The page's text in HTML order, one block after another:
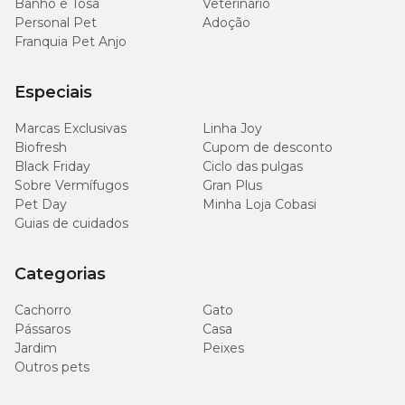
Enriquecimento mínimo por kg
Vitamina D3 (209 UI), Vitamina E (15 UI), Vitamina C (250 mg),
(5,9 mg), Colina (68 mg), Zinco (45 mg), Manganês (5,5 mg), Iodo
(0,25 mg), Biotina (0,02 mg).
Quantidade recomendada
Banho e Tosa
Veterinário
Personal Pet
Adoção
Franquia Pet Anjo
Especiais
Marcas Exclusivas
Linha Joy
Biofresh
Cupom de desconto
Black Friday
Ciclo das pulgas
Sobre Vermífugos
Gran Plus
Pet Day
Minha Loja Cobasi
Guias de cuidados
Categorias
Cachorro
Gato
Pássaros
Casa
Jardim
Peixes
Outros pets